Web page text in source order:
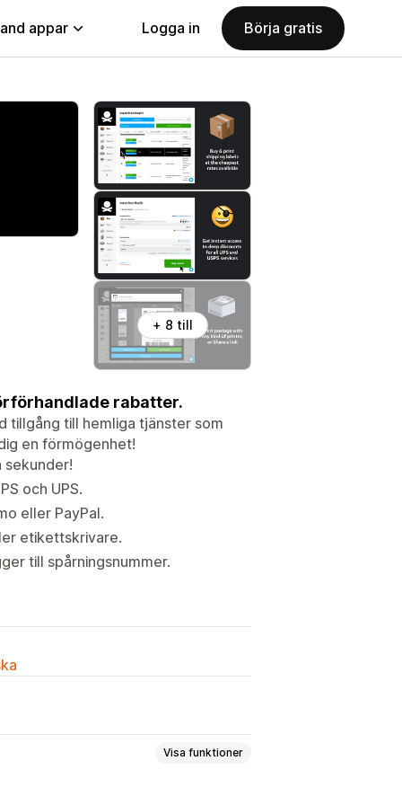
appar Logga in Börja gratis
+ 8 till
rabatter.
tillgång till hemliga tjänster som
en förmögenhet!
sekunder!
och UPS.
eller PayPal.
etikettskrivare.
till spårningsnummer.
Visa funktioner